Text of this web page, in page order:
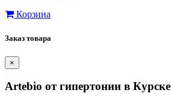
Корзина
Заказ товара
×
Artebio от гипертонии в Курске